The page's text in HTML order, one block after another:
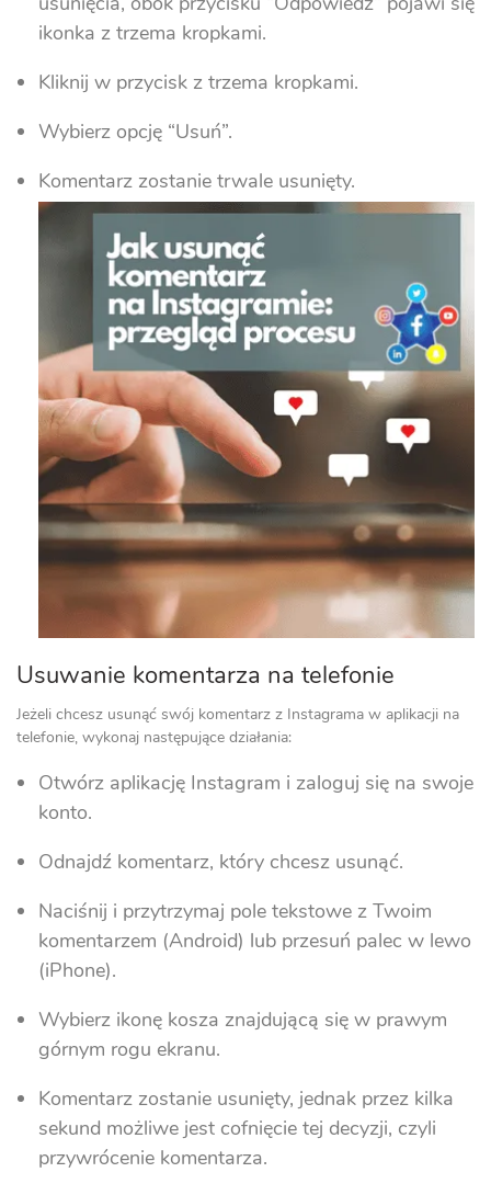
ikonka z trzema kropkami.
Kliknij w przycisk z trzema kropkami.
Wybierz opcję “Usuń”.
Komentarz zostanie trwale usunięty.
Usuwanie komentarza na telefonie
Jeżeli chcesz usunąć swój komentarz z Instagrama w aplikacji na
telefonie, wykonaj następujące działania:
Otwórz aplikację Instagram i zaloguj się na swoje
konto.
Odnajdź komentarz, który chcesz usunąć.
Naciśnij i przytrzymaj pole tekstowe z Twoim
komentarzem (Android) lub przesuń palec w lewo
(iPhone).
Wybierz ikonę kosza znajdującą się w prawym
górnym rogu ekranu.
Komentarz zostanie usunięty, jednak przez kilka
sekund możliwe jest cofnięcie tej decyzji, czyli
przywrócenie komentarza.